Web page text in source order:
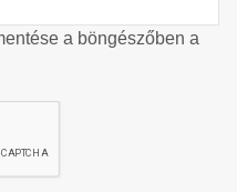
a böngészőben a